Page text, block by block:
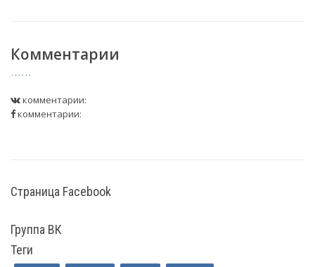
Комментарии
комментарии:
комментарии:
Страница Facebook
Группа ВК
Теги